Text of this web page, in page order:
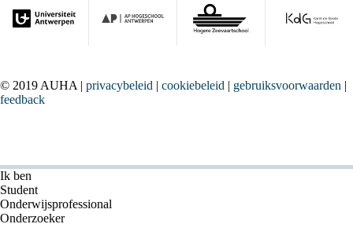
© 2019 AUHA | privacybeleid | cookiebeleid | gebruiksvoorwaarden |
feedback
Ik ben
Student
Onderwijsprofessional
Onderzoeker